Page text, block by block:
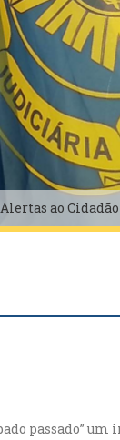
Alertas ao Cidadão
passado” um